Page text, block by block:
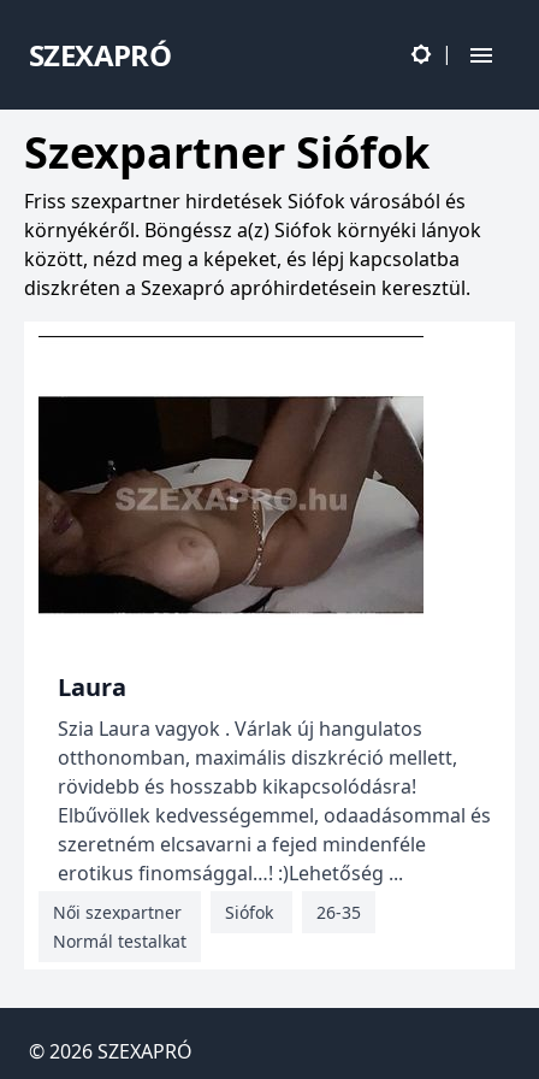
SZEXAPRÓ |
Szexpartner Siófok
Friss szexpartner hirdetések Siófok városából és
környékéről. Böngéssz a(z) Siófok környéki lányok
között, nézd meg a képeket, és lépj kapcsolatba
diszkréten a Szexapró apróhirdetésein keresztül.
Laura
Szia Laura vagyok . Várlak új hangulatos
otthonomban, maximális diszkréció mellett,
rövidebb és hosszabb kikapcsolódásra!
Elbűvöllek kedvességemmel, odaadásommal és
szeretném elcsavarni a fejed mindenféle
erotikus finomsággal…! :)Lehetőség ...
Női szexpartner Siófok
26-35
Normál testalkat
© 2026SZEXAPRÓ